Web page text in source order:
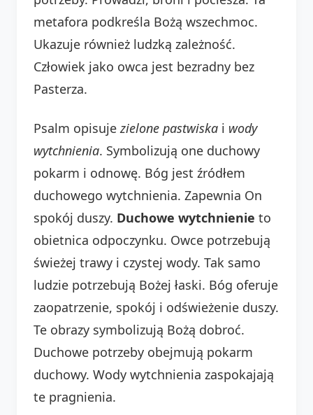
metafora podkreśla Bożą wszechmoc.
Ukazuje również ludzką zależność.
Człowiek jako owca jest bezradny bez
Pasterza.
Psalm opisuje zielone pastwiska i wody
wytchnienia. Symbolizują one duchowy
pokarm i odnowę. Bóg jest źródłem
duchowego wytchnienia. Zapewnia On
spokój duszy. Duchowe wytchnienie to
obietnica odpoczynku. Owce potrzebują
świeżej trawy i czystej wody. Tak samo
ludzie potrzebują Bożej łaski. Bóg oferuje
zaopatrzenie, spokój i odświeżenie duszy.
Te obrazy symbolizują Bożą dobroć.
Duchowe potrzeby obejmują pokarm
duchowy. Wody wytchnienia zaspokajają
te pragnienia.